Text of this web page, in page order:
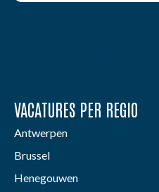
VACATURES PER REGIO
Antwerpen
Brussel
Henegouwen